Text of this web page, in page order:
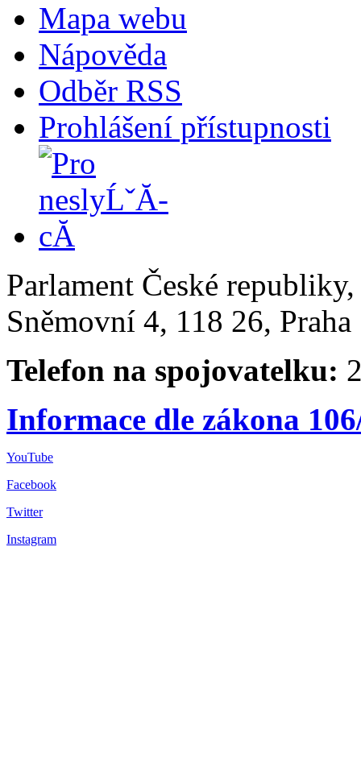
Mapa webu
Nápověda
Odběr RSS
Prohlášení přístupnosti
Parlament České
Sněmovní 4, 118 26,
Telefon na spojovatelku:
Informace dle zákona
YouTube
Facebook
Twitter
Instagram